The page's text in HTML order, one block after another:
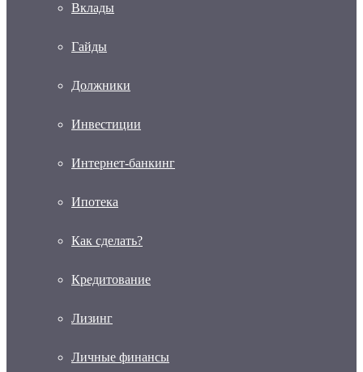
Вклады
Гайды
Должники
Инвестиции
Интернет-банкинг
Ипотека
Как сделать?
Кредитование
Лизинг
Личные финансы